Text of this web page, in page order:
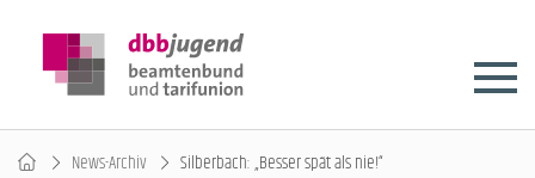
News-Archiv Silberbach: „Besser spät als nie!“